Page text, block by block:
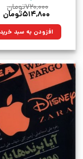
۷۲۰,۰۰۰تومان
قیمت
۷۲۰,۰۰۰تومان
بود.
۵۱۴,۸۰۰تومان
افزودن به سبد خرید